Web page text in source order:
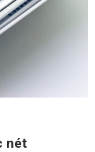
nét